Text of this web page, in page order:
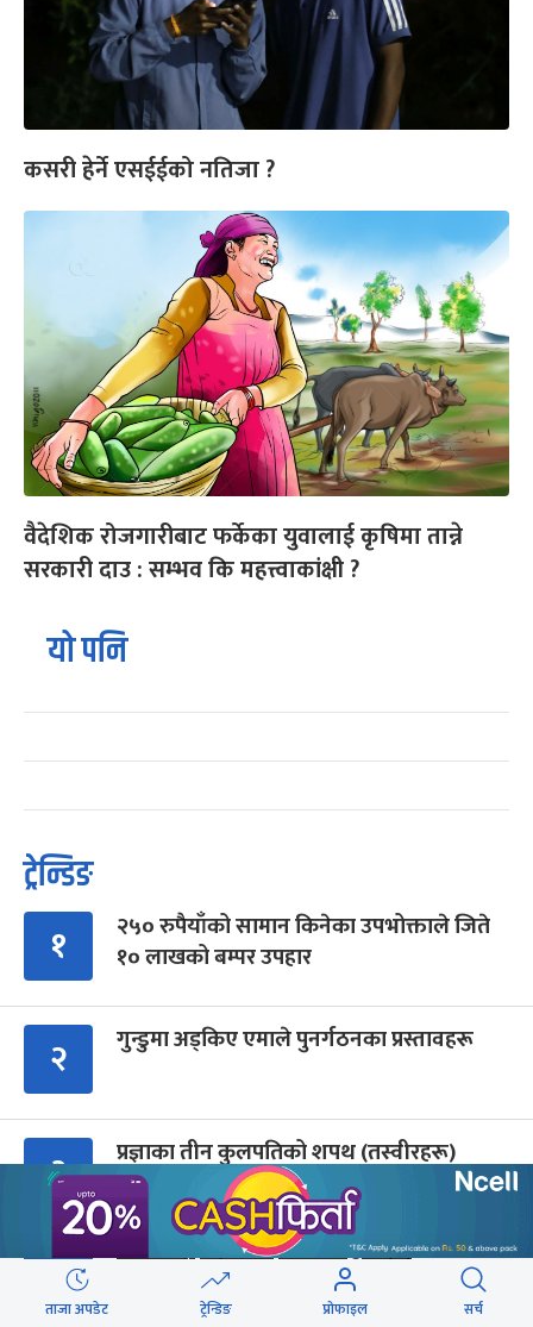
कसरी हेर्ने एसईईको नतिजा ?
वैदेशिक रोजगारीबाट फर्केका युवालाई कृषिमा तान्ने
सरकारी दाउ : सम्भव कि महत्त्वाकांक्षी ?
यो पनि
ट्रेन्डिङ
१
२५० रुपैयाँको सामान किनेका उपभोक्ताले जिते
१० लाखको बम्पर उपहार
२ गुन्डुमा अड्किए एमाले पुनर्गठनका प्रस्तावहरू
३ प्रज्ञाका तीन कुलपतिको शपथ (तस्वीरहरू)
४
पर्वतारोही पुरबहादुर गुरुङको अन्त्येष्टि
(तस्वीरहरू)
ताजा अपडेट ट्रेन्डिङ प्रोफाइल सर्च